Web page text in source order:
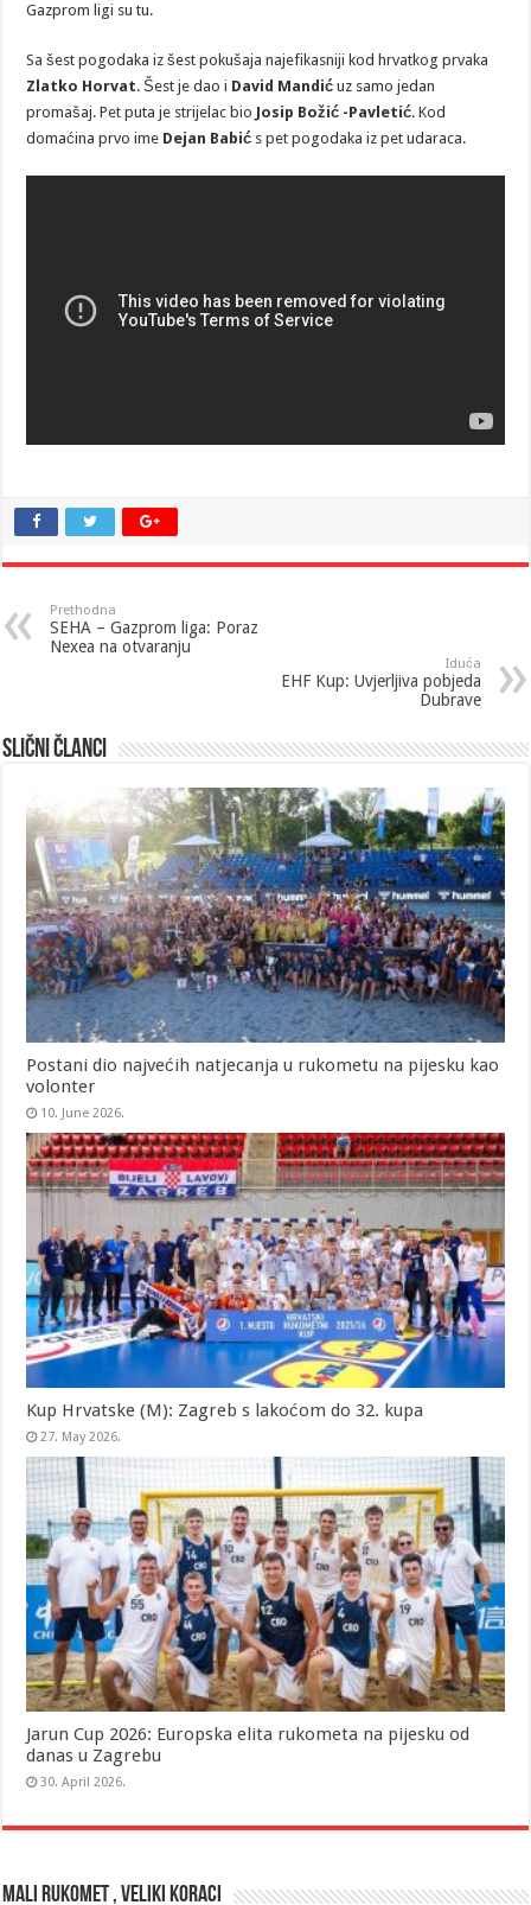
Gazprom ligi su tu.
Sa šest pogodaka iz šest pokušaja najefikasniji kod hrvatkog prvaka
Zlatko Horvat. Šest je dao i David Mandićuz samo jedan
promašaj. Pet puta je strijelac bio Josip Božić -Pavletić. Kod
domaćina prvo ime Dejan Babić s pet pogodaka iz pet udaraca.
Prethodna
SEHA – Gazprom liga: Poraz
Nexea na otvaranju
Iduća
EHF Kup: Uvjerljiva pobjeda
Dubrave
Slični članci
Postani dio najvećih natjecanja u rukometu na pijesku kao
volonter
10. June 2026.
Kup Hrvatske (M): Zagreb s lakoćom do 32. kupa
27. May 2026.
Jarun Cup 2026: Europska elita rukometa na pijesku od
danas u Zagrebu
30. April 2026.
MALI RUKOMET , VELIKI KORACI